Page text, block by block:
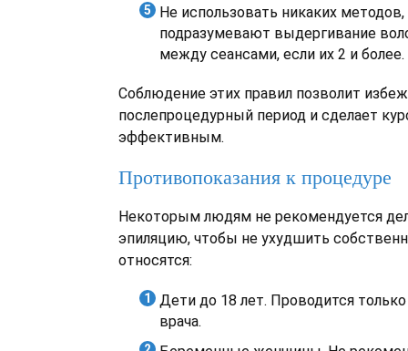
Не использовать никаких
подразумевают выдергивание
между сеансами, если их 2 и более.
Соблюдение этих правил позволит
послепроцедурный период и сделает
эффективным.
Противопоказания к процедуре
Некоторым людям не рекомендуется
эпиляцию, чтобы не ухудшить
относятся:
Дети до 18 лет. Проводится
врача.